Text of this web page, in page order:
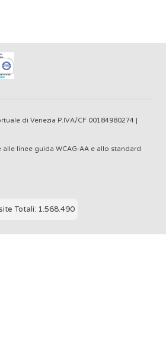
di Venezia P.IVA/CF 00184980274 |
linee guida WCAG-AA e allo standard
Totali: 1.568.490